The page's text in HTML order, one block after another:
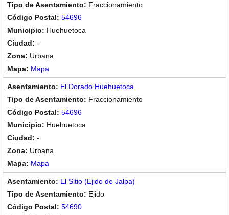
Fraccionamiento
54696
Huehuetoca
-
Urbana
Mapa
El Dorado Huehuetoca
Fraccionamiento
54696
Huehuetoca
-
Urbana
Mapa
El Sitio (Ejido de Jalpa)
Ejido
54690